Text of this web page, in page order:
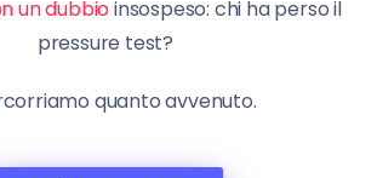
un dubbioinsospeso: chi ha perso il
pressure test?
quanto avvenuto.